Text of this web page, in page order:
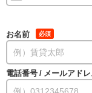
お名前 必須
電話番号 / メールアドレ